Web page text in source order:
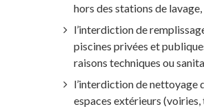
hors des stations de lavage,
l’interdiction de
piscines privées et
raisons techniques ou
l’interdiction de nettoyage
espaces extérieurs (voiries,